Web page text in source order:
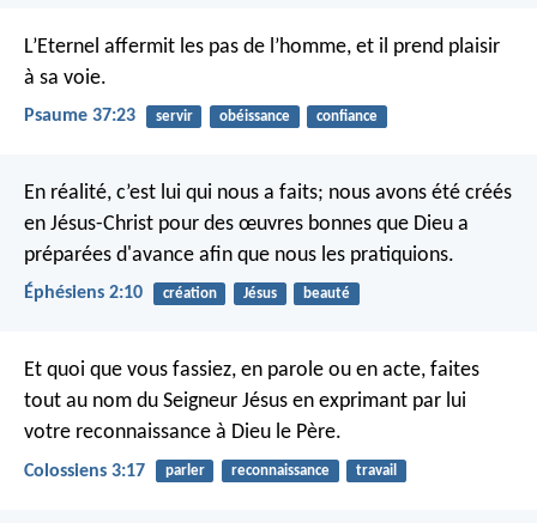
L’Eternel affermit les pas de l’homme, et il prend plaisir
à sa voie.
Psaume 37:23 servir obéissance confiance
En réalité, c’est lui qui nous a faits; nous avons été créés
en Jésus-Christ pour des œuvres bonnes que Dieu a
préparées d'avance afin que nous les pratiquions.
Éphésiens 2:10 création Jésus beauté
Et quoi que vous fassiez, en parole ou en acte, faites
tout au nom du Seigneur Jésus en exprimant par lui
votre reconnaissance à Dieu le Père.
Colossiens 3:17 parler reconnaissance travail